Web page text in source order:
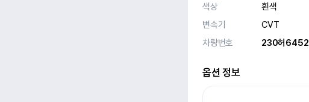
색상
흰색
변속기
CVT
차량번호
230허6452
옵션 정보